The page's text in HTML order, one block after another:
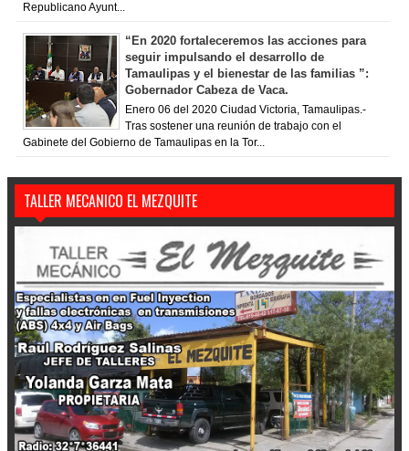
Republicano Ayunt...
“En 2020 fortaleceremos las acciones para
seguir impulsando el desarrollo de
Tamaulipas y el bienestar de las familias ”:
Gobernador Cabeza de Vaca.
Enero 06 del 2020 Ciudad Victoria, Tamaulipas.-
Tras sostener una reunión de trabajo con el
Gabinete del Gobierno de Tamaulipas en la Tor...
TALLER MECANICO EL MEZQUITE